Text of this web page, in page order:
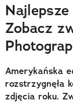
Trendbook
Polecane
Zobacz
Amerykańska
rozstrzygnęła
zdjęcia roku.